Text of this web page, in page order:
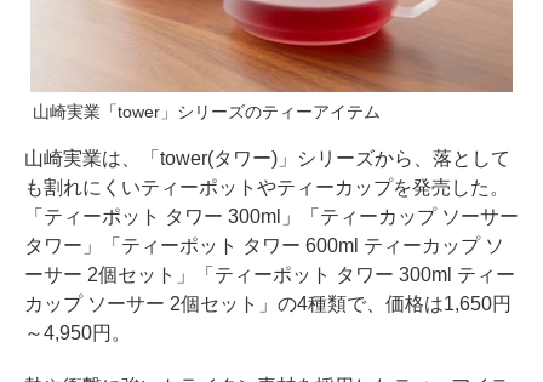
山崎実業「tower」シリーズのティーアイテム
山崎実業は、「tower(タワー)」シリーズから、落として
も割れにくいティーポットやティーカップを発売した。
「ティーポット タワー 300ml」「ティーカップ ソーサー
タワー」「ティーポット タワー 600ml ティーカップ ソ
ーサー 2個セット」「ティーポット タワー 300ml ティー
カップ ソーサー 2個セット」の4種類で、価格は1,650円
～4,950円。